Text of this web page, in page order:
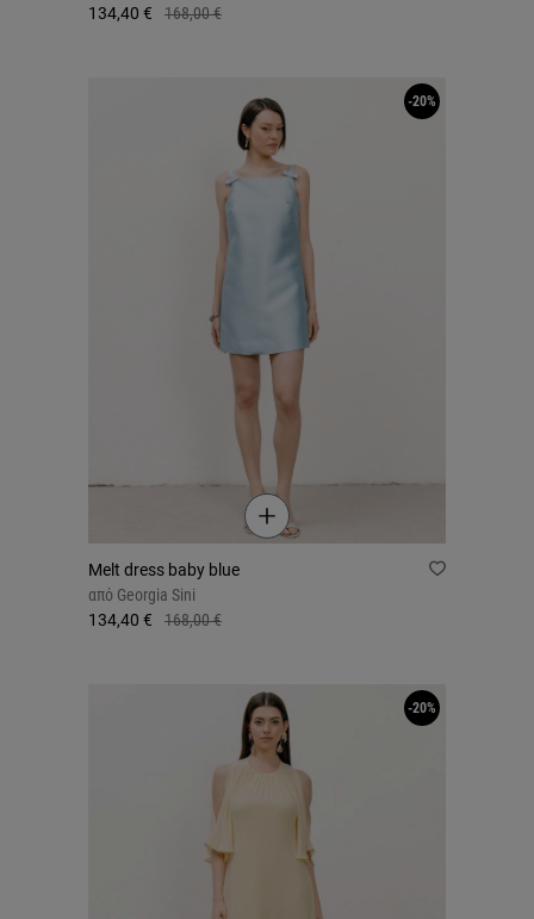
134,40 €
168,00 €
Melt dress baby blue
από Georgia Sini
134,40 €
168,00 €
-20%
-20%